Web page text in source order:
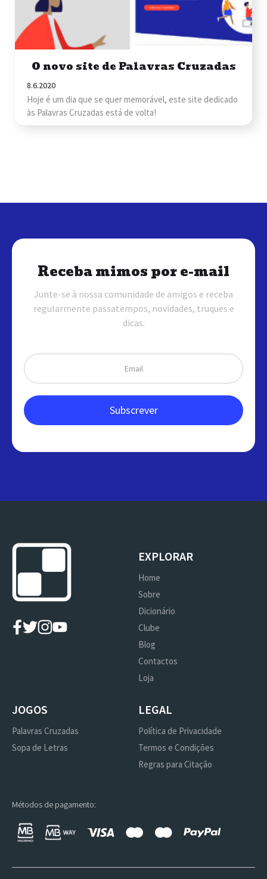
O novo site de Palavras Cruzadas
8.6.2020
Hoje é um dia que se quer memorável, este site dedicado
às Palavras Cruzadas está de volta!
Receba mimos por e-mail
Junte-se à nossa comunidade de amigos e receba
regularmente passatempos, novidades, truques e
dicas.
EXPLORAR
Home
Sobre
Dicionário
Clube
Blog
Contactos
Loja
JOGOS
Palavras Cruzadas
Sopa de Letras
LEGAL
Política de Privacidade
Termos e Condições
Regras para Citação
Métodos de pagamento: